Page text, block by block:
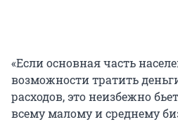
«Если основная часть
возможности тратить
расходов, это неизбежно
всему малому и среднему